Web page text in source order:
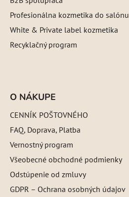
Profesionálna kozmetika do salónu
White & Private label kozmetika
Recyklačný program
O NÁKUPE
CENNÍK POŠTOVNÉHO
FAQ, Doprava, Platba
Vernostný program
Všeobecné obchodné podmienky
Odstúpenie od zmluvy
GDPR – Ochrana osobných údajov